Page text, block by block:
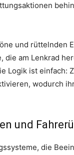
und rüttelnden
die am Lenkrad
Logik ist einfach:
wodurch
und
die